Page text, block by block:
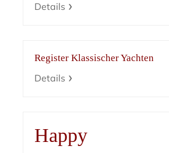
Details
Register Klassischer Yachten
Details
Happy